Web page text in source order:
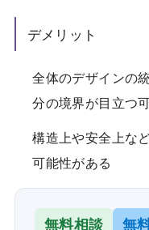
デメリット
全体のデザインの
分の境界が目立つ
構造上や安全上な
可能性がある
無料相談
無